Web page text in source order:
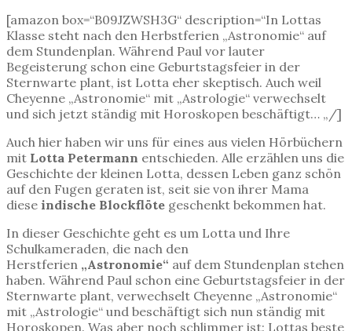
[amazon box=“B09JZWSH3G“ description=“In Lottas
Klasse steht nach den Herbstferien „Astronomie“ auf
dem Stundenplan. Während Paul vor lauter
Begeisterung schon eine Geburtstagsfeier in der
Sternwarte plant, ist Lotta eher skeptisch. Auch weil
Cheyenne „Astronomie“ mit „Astrologie“ verwechselt
und sich jetzt ständig mit Horoskopen beschäftigt… „/]
Auch hier haben wir uns für eines aus vielen Hörbüchern
mit Lotta Petermann entschieden. Alle erzählen uns die
Geschichte der kleinen Lotta, dessen Leben ganz schön
auf den Fugen geraten ist, seit sie von ihrer Mama
diese indische Blockflöte geschenkt bekommen hat.
In dieser Geschichte geht es um Lotta und Ihre
Schulkameraden, die nach den
Herstferien „Astronomie“ auf dem Stundenplan stehen
haben. Während Paul schon eine Geburtstagsfeier in der
Sternwarte plant, verwechselt Cheyenne „Astronomie“
mit „Astrologie“ und beschäftigt sich nun ständig mit
Horoskopen. Was aber noch schlimmer ist: Lottas beste